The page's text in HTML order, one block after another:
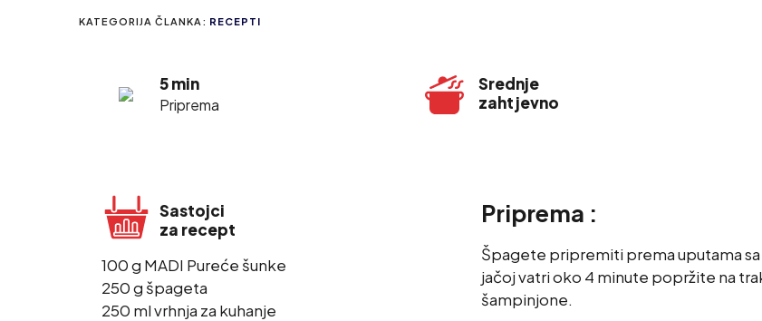
KATEGORIJA ČLANKA: RECEPTI
5 min
Priprema
Srednje
zahtjevno
Sastojci
za recept
100 g MADI Pureće šunke
250 g špageta
250 ml vrhnja za kuhanje
Priprema :
Špagete pripremiti prema uputama
jačoj vatri oko 4 minute popržite na
šampinjone.